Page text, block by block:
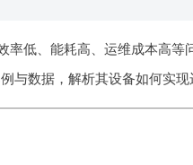
低、能耗高、运维成本高等
与数据，解析其设备如何实现